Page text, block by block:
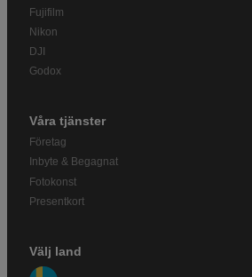
Fujifilm
Nikon
DJI
Godox
Våra tjänster
Företag
Inbyte & Begagnat
Fotokonst
Presentkort
Välj land